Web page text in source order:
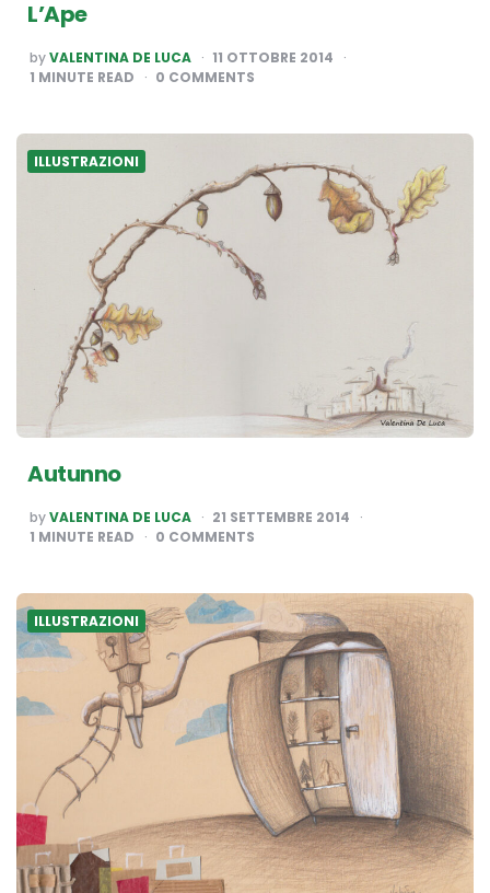
L’Ape
POSTED
BY
byVALENTINA DE LUCA
11 OTTOBRE 2014
1 MINUTE READ 0 COMMENTS
ILLUSTRAZIONI
Autunno
POSTED
BY
byVALENTINA DE LUCA
21 SETTEMBRE 2014
1 MINUTE READ 0 COMMENTS
ILLUSTRAZIONI